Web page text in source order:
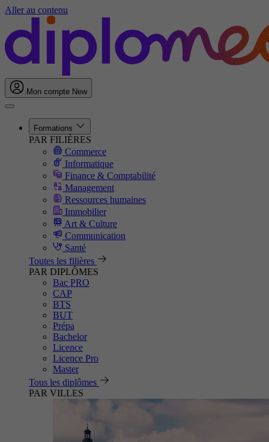
Aller au contenu
Mon compte New
Formations
PAR FILIÈRES
Commerce
Informatique
Finance & Comptabilité
Management
Ressources humaines
Immobilier
Art & Culture
Communication
Santé
Toutes les filières
PAR DIPLÔMES
Bac PRO
CAP
BTS
BUT
Prépa
Bachelor
Licence
Licence Pro
Master
Tous les diplômes
PAR VILLES